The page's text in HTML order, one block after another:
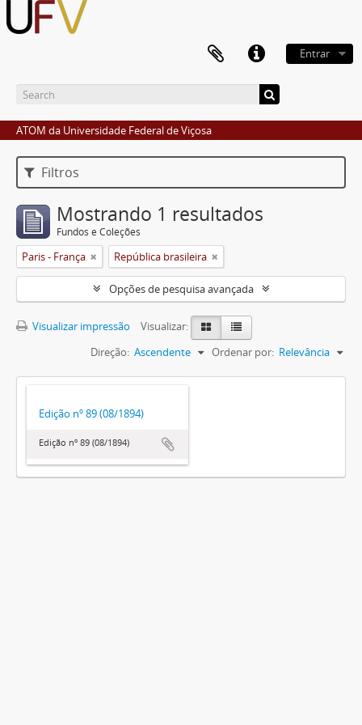
Entrar
ATOM da Universidade Federal de Viçosa
Filtros
Mostrando 1 resultados
Fundos e Coleções
Paris - França República brasileira
Opções de pesquisa avançada
Visualizar impressão
Visualizar:
Ordenar por: Relevância
Direção: Ascendente
Edição nº 89 (08/1894)
Edição nº 89 (08/1894)